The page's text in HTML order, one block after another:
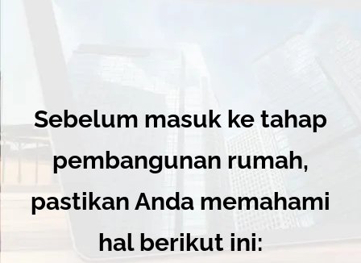
Sebelum masuk ke tahap
pembangunan rumah,
pastikan Anda memahami
hal berikut ini: